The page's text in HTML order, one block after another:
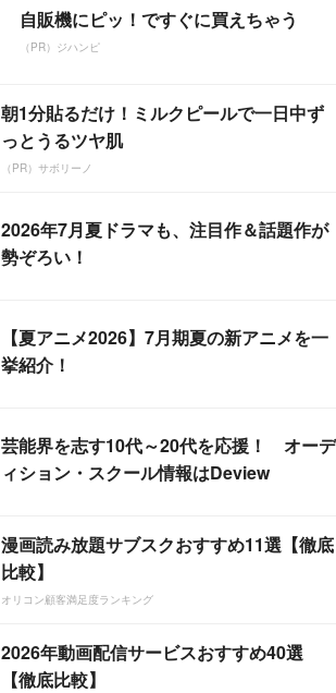
自販機にピッ！ですぐに買えちゃう
（PR）ジハンピ
朝1分貼るだけ！ミルクピールで一日中ず
っとうるツヤ肌
（PR）サボリーノ
2026年7月夏ドラマも、注目作＆話題作が
勢ぞろい！
【夏アニメ2026】7月期夏の新アニメを一
挙紹介！
芸能界を志す10代～20代を応援！ オーデ
ィション・スクール情報はDeview
漫画読み放題サブスクおすすめ11選【徹底
比較】
オリコン顧客満足度ランキング
2026年動画配信サービスおすすめ40選
【徹底比較】